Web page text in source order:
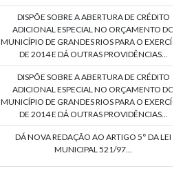
DISPÕE SOBRE A ABERTURA DE CRÉDITO
ADICIONAL ESPECIAL NO ORÇAMENTO DO
MUNICÍPIO DE GRANDES RIOS PARA O
DE 2014 E DÁ OUTRAS PROVIDÊNCIAS...
DISPÕE SOBRE A ABERTURA DE CRÉDITO
ADICIONAL ESPECIAL NO ORÇAMENTO DO
MUNICÍPIO DE GRANDES RIOS PARA O
DE 2014 E DÁ OUTRAS PROVIDÊNCIAS...
DÁ NOVA REDAÇÃO AO ARTIGO 5° DA LEI
MUNICIPAL 521/97...